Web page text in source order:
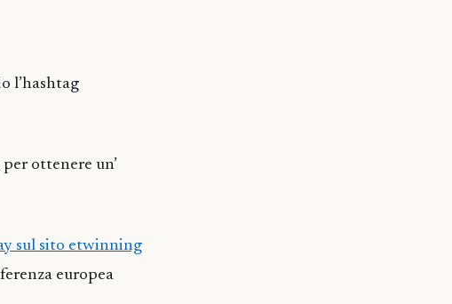
l’hashtag
ottenere un’
sul sito etwinning
europea